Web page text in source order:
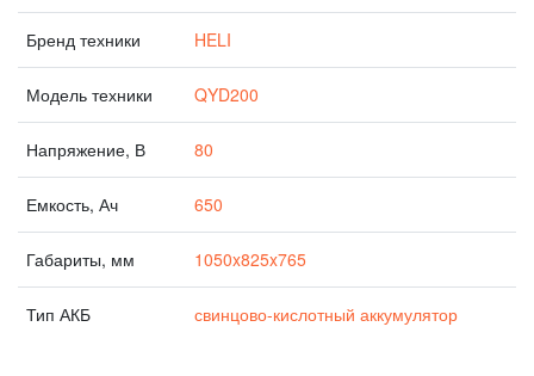
Бренд техники HELI
Модель техники QYD200
Напряжение, В 80
Емкость, Ач 650
Габариты, мм 1050x825x765
Тип АКБ свинцово-кислотный аккумулятор